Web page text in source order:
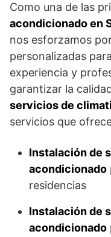
Como una de las
acondicionado en
nos esforzamos
personalizadas
experiencia y
garantizar la
servicios de
servicios que
Instalación de
acondicionado
residencias
Instalación de
acondicionado